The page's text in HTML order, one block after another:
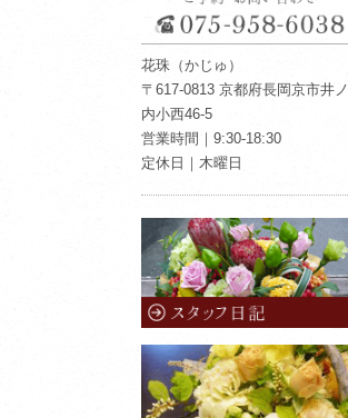
花珠（かじゅ）
〒617-0813 京都府長岡京市井ノ
内小西46-5
営業時間｜9:30-18:30
定休日｜木曜日